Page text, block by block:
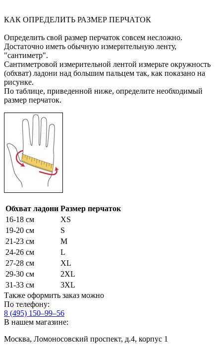
КАК ОПРЕДЕЛИТЬ РАЗМЕР ПЕРЧАТОК
Определить свой размер перчаток совсем несложно.
Достаточно иметь обычную измерительную ленту,
"сантиметр".
Сантиметровой измерительной лентой измерьте окружность
(обхват) ладони над большим пальцем так, как показано на
рисунке.
По таблице, приведенной ниже, определите необходимый
размер перчаток.
Обхват ладони Размер перчаток
16-18 см
XS
19-20 см
S
21-23 см
M
24-26 см
L
27-28 см
XL
29-30 см
2XL
31-33 см
3XL
Также оформить заказ можно
По телефону:
8 (495) 150–99–56
В нашем магазине:
Москва, Ломоносовский проспект, д.4, корпус 1